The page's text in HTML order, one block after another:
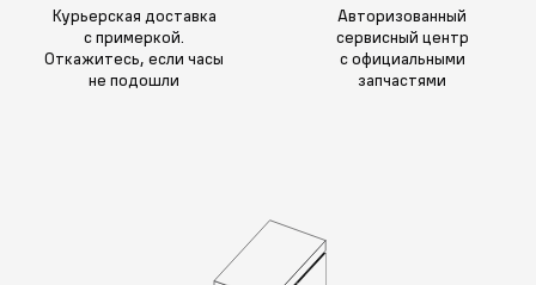
Курьерская доставка
с примеркой.
Откажитесь, если часы
не подошли
Авторизованный
сервисный центр
с официальными
запчастями